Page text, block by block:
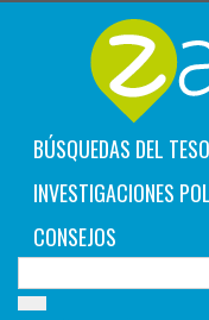
BÚSQUEDAS DEL
INVESTIGACIONES
CONSEJOS